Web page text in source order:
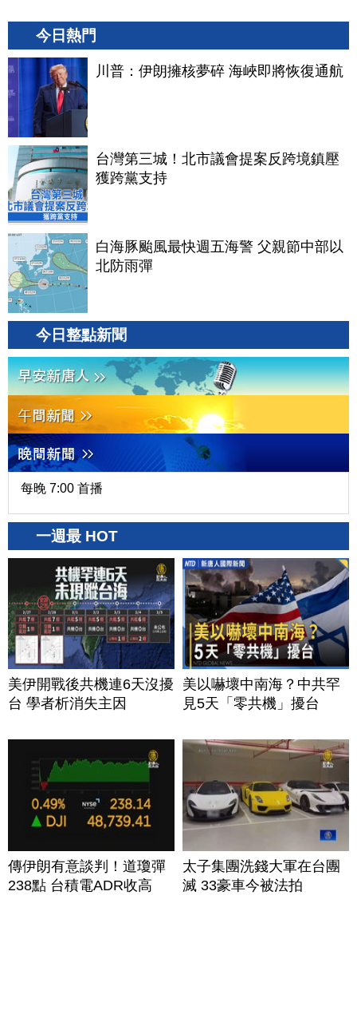
今日熱門
川普：伊朗擁核夢碎 海峽即將恢復通航
台灣第三城！北市議會提案反跨境鎮壓
獲跨黨支持
白海豚颱風最快週五海警 父親節中部以
北防雨彈
今日整點新聞
每晚 7:00 首播
一週最 HOT
美伊開戰後共機連6天沒擾
台 學者析消失主因
美以嚇壞中南海？中共罕
見5天「零共機」擾台
傳伊朗有意談判！道瓊彈
238點 台積電ADR收高
太子集團洗錢大軍在台團
滅 33豪車今被法拍